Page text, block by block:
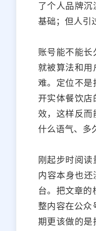
了个人品牌
基础；但人引
账号能不能长
就被算法和
难。定位不是
开实体餐饮
效，这样反而
什么语气、多
刚起步时阅读
内容本身也还
台。把文章的
整内容在公众
期更该做的是